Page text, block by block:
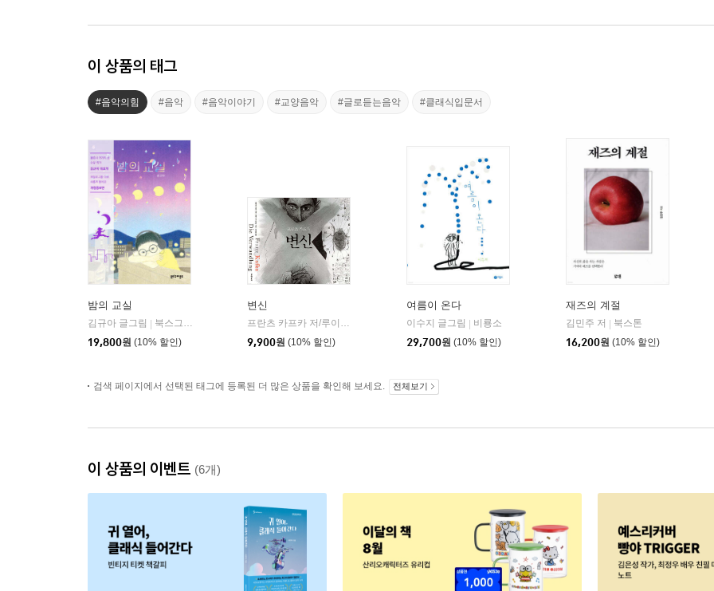
이 상품의 태그
#음악의힘 #음악 #음악이야기 #교양음악 #글로듣는음악 #클래식입문서
밤의 교실
김규아 글그림
북스그라운드
19,800원 (10% 할인)
변신
프란츠 카프카 저/루이스 스카파티 그림/이재황 역 | 문학동네
9,900원 (10% 할인)
여름이 온다
이수지 글그림
비룡소
29,700원 (10% 할인)
재즈의 계절
김민주 저
북스톤
16,200원 (10% 할인)
검색 페이지에서 선택된 태그에 등록된 더 많은 상품을 확인해 보세요. 전체보기
이 상품의 이벤트 (6개)